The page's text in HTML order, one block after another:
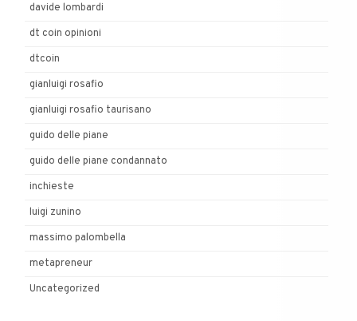
davide lombardi
dt coin opinioni
dtcoin
gianluigi rosafio
gianluigi rosafio taurisano
guido delle piane
guido delle piane condannato
inchieste
luigi zunino
massimo palombella
metapreneur
Uncategorized